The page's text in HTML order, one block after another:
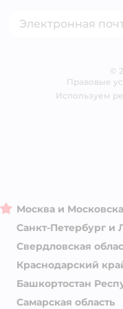
©
Правовые
Используем
Москва и
Санкт-Петербург и
Свердловская
Краснодарский
Башкортостан
Самарская область